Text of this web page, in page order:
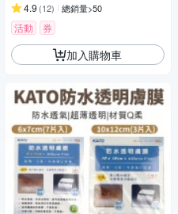
4.9 (12) 總銷量>50
活動 券
加入購物車